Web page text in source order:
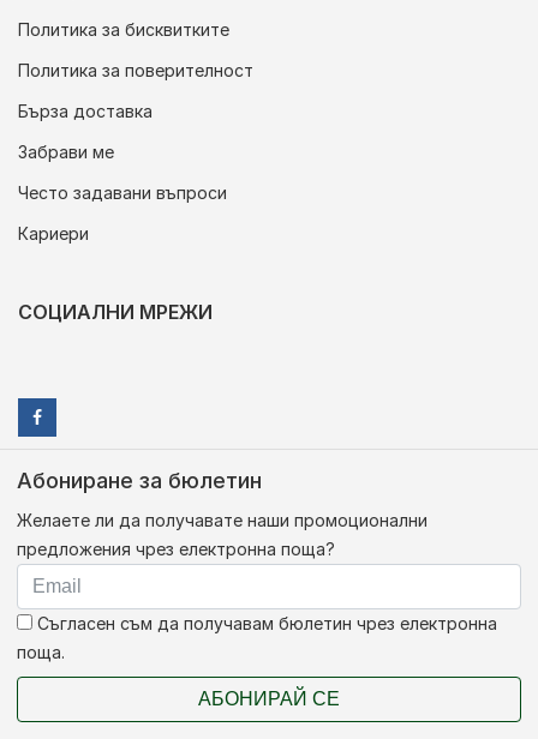
Политика за бисквитките
Политика за поверителност
Бърза доставка
Забрави ме
Често задавани въпроси
Кариери
СОЦИАЛНИ МРЕЖИ
Абониране за бюлетин
Желаете ли да получавате наши промоционални
предложения чрез електронна поща?
Съгласен съм да получавам бюлетин чрез електронна
поща.
АБОНИРАЙ СЕ